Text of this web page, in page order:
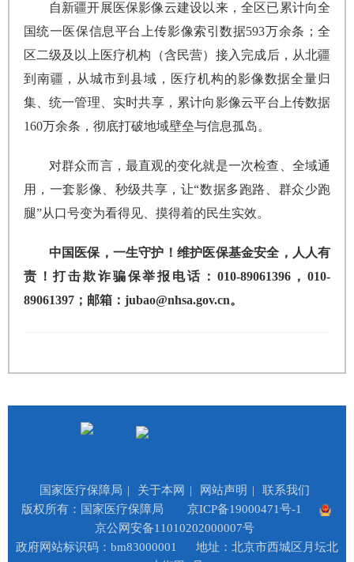
自新疆开展医保影像云建设以来，全区已累计向全
国统一医保信息平台上传影像索引数据593万余条；全
区二级及以上医疗机构（含民营）接入完成后，从北疆
到南疆，从城市到县域，医疗机构的影像数据全量归
集、统一管理、实时共享，累计向影像云平台上传数据
160万余条，彻底打破地域壁垒与信息孤岛。
对群众而言，最直观的变化就是一次检查、全域通
用，一套影像、秒级共享，让“数据多跑路、群众少跑
腿”从口号变为看得见、摸得着的民生实效。
中国医保，一生守护！维护医保基金安全，人人有
责！打击欺诈骗保举报电话：010-89061396，010-
89061397；邮箱：jubao@nhsa.gov.cn。
国家医疗保障局 | 关于本网 | 网站声明 |
联系我们
版权所有：国家医疗保障局
京ICP备19000471号-1
京公网安备11010202000007号
政府网站标识码：bm83000001
地址：北京市西城区月坛北